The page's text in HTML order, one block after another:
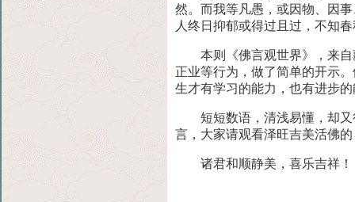
然。而我等凡愚，或因物、因
人终日抑郁或得过且过，不知
本则《佛言观世界》，来自
正业等行为，做了简单的开示
生才有学习的能力，也有进步的
短短数语，清浅易懂，却又
言，大家请观看泽旺吉美活佛
诸君和顺静美，喜乐吉祥！